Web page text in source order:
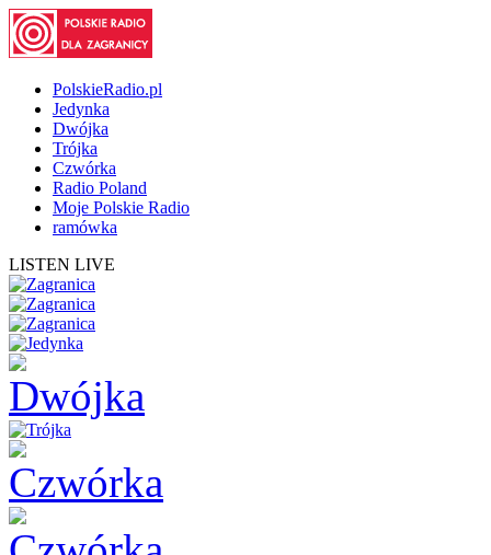
PolskieRadio.pl
Jedynka
Dwójka
Trójka
Czwórka
Radio Poland
Moje Polskie Radio
ramówka
LISTEN LIVE